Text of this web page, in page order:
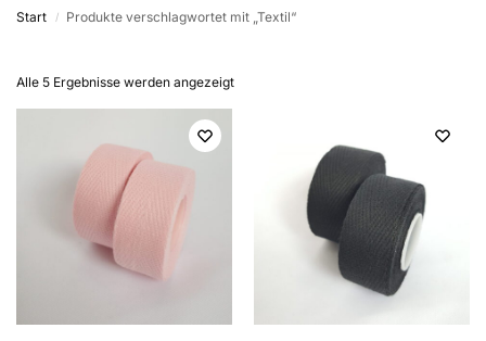
Start / Produkte verschlagwortet mit „Textil“
Alle 5 Ergebnisse werden angezeigt